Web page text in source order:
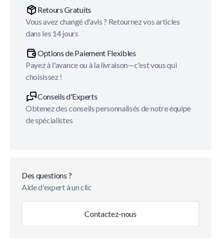
Retours Gratuits
Vous avez changé d'avis ? Retournez vos articles
dans les 14 jours
Options de Paiement Flexibles
Payez à l'avance ou à la livraison—c'est vous qui
choisissez !
Conseils d'Experts
Obtenez des conseils personnalisés de notre équipe
de spécialistes
Des questions ?
Aide d'expert à un clic
Contactez-nous